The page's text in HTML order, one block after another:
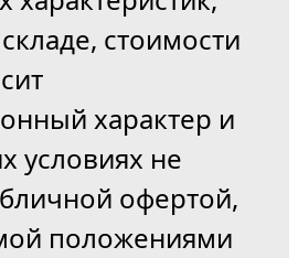
стоимости
характер и
условиях не
офертой,
положениями